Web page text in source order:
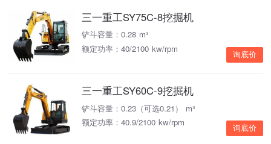
三一重工SY75C-8挖掘机
铲斗容量：0.28 m³
额定功率：40/2100 kw/rpm
询底价
三一重工SY60C-9挖掘机
铲斗容量：0.23（可选0.21） m³
额定功率：40.9/2100 kw/rpm
询底价